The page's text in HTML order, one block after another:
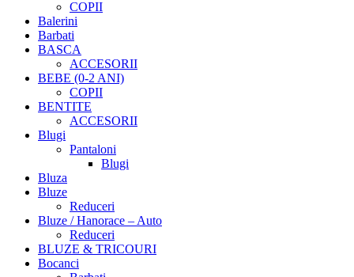
COPII
Balerini
Barbati
BASCA
ACCESORII
BEBE (0-2 ANI)
COPII
BENTITE
ACCESORII
Blugi
Pantaloni
Blugi
Bluza
Bluze
Reduceri
Bluze / Hanorace – Auto
Reduceri
BLUZE & TRICOURI
Bocanci